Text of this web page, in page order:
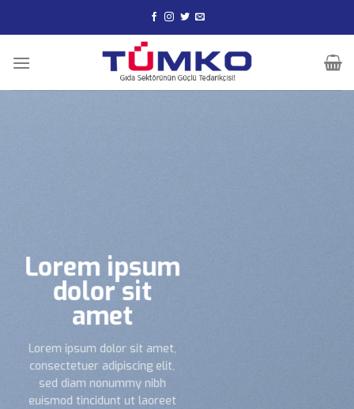
Lorem ipsum
dolor sit
amet
Lorem ipsum dolor sit amet,
consectetuer adipiscing elit,
sed diam nonummy nibh
euismod tincidunt ut laoreet